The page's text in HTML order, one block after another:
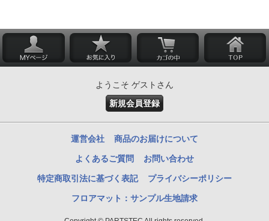
ようこそ ゲストさん
新規会員登録
運営会社 商品のお届けについて
よくあるご質問 お問い合わせ
特定商取引法に基づく表記 プライバシーポリシー
フロアマット：サンプル生地請求